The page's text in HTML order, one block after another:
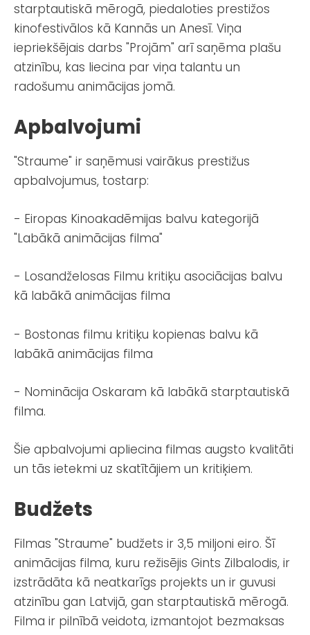
starptautiskā mērogā, piedaloties prestižos
kinofestivālos kā Kannās un Anesī. Viņa
iepriekšējais darbs "Projām" arī saņēma plašu
atzinību, kas liecina par viņa talantu un
radošumu animācijas jomā.
Apbalvojumi
"Straume" ir saņēmusi vairākus prestižus
apbalvojumus, tostarp:
- Eiropas Kinoakadēmijas balvu kategorijā
"Labākā animācijas filma"
- Losandželosas Filmu kritiķu asociācijas balvu
kā labākā animācijas filma
- Bostonas filmu kritiķu kopienas balvu kā
labākā animācijas filma
- Nominācija Oskaram kā labākā starptautiskā
filma.
Šie apbalvojumi apliecina filmas augsto kvalitāti
un tās ietekmi uz skatītājiem un kritiķiem.
Budžets
Filmas "Straume" budžets ir 3,5 miljoni eiro. Šī
animācijas filma, kuru režisējis Gints Zilbalodis, ir
izstrādāta kā neatkarīgs projekts un ir guvusi
atzinību gan Latvijā, gan starptautiskā mērogā.
Filma ir pilnībā veidota, izmantojot bezmaksas